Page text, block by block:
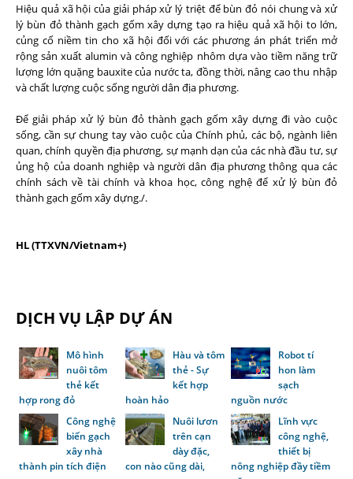
Hiệu quả xã hội của giải pháp xử lý triệt để bùn đỏ nói chung và xử
lý bùn đỏ thành gạch gốm xây dựng tạo ra hiệu quả xã hội to lớn,
củng cố niềm tin cho xã hội đối với các phương án phát triển mở
rộng sản xuất alumin và công nghiệp nhôm dựa vào tiềm năng trữ
lượng lớn quặng bauxite của nước ta, đồng thời, nâng cao thu nhập
và chất lượng cuộc sống người dân địa phương.
Để giải pháp xử lý bùn đỏ thành gạch gốm xây dựng đi vào cuộc
sống, cần sự chung tay vào cuộc của Chính phủ, các bộ, ngành liên
quan, chính quyền địa phương, sự mạnh dạn của các nhà đầu tư, sự
ủng hộ của doanh nghiệp và người dân địa phương thông qua các
chính sách về tài chính và khoa học, công nghệ để xử lý bùn đỏ
thành gạch gốm xây dựng./.
HL (TTXVN/Vietnam+)
DỊCH VỤ LẬP DỰ ÁN
Mô hình
nuôi tôm
thẻ kết
hợp rong đỏ
Hàu và tôm
thẻ - Sự
kết hợp
hoàn hảo
Robot tí
hon làm
sạch
nguồn nước
Công nghệ
biến gạch
xây nhà
thành pin tích điện
Nuôi lươn
trên cạn
dày đặc,
con nào cũng dài,
Lĩnh vực
công nghệ,
thiết bị
nông nghiệp đầy tiềm